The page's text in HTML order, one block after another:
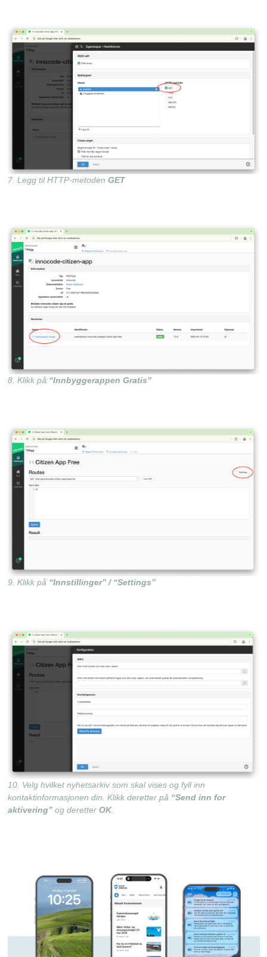
7. Legg til HTTP-metoden GET
8. Klikk på “Innbyggerappen Gratis”
9. Klikk på “Innstillinger” / “Settings”
10. Velg hvilket nyhetsarkiv som skal vises og fyll inn
kontaktinformasjonen din. Klikk deretter på “Send inn for
aktivering”og deretter OK.